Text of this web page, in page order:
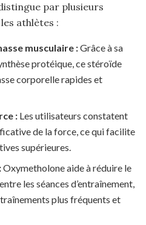
par plusieurs
athlètes :
musculaire :Grâce à sa
protéique, ce stéroïde
corporelle rapides et
: Les utilisateurs constatent
de la force, ce qui facilite
supérieures.
Oxymetholone aide à réduire le
les séances d’entraînement,
plus fréquents et